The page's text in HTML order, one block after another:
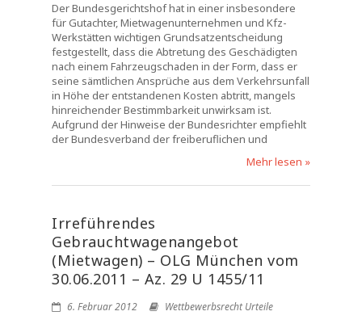
Der Bundesgerichtshof hat in einer insbesondere
für Gutachter, Mietwagenunternehmen und Kfz-
Werkstätten wichtigen Grundsatzentscheidung
festgestellt, dass die Abtretung des Geschädigten
nach einem Fahrzeugschaden in der Form, dass er
seine sämtlichen Ansprüche aus dem Verkehrsunfall
in Höhe der entstandenen Kosten abtritt, mangels
hinreichender Bestimmbarkeit unwirksam ist.
Aufgrund der Hinweise der Bundesrichter empfiehlt
der Bundesverband der freiberuflichen und
Mehr lesen »
Irreführendes
Gebrauchtwagenangebot
(Mietwagen) – OLG München vom
30.06.2011 – Az. 29 U 1455/11
6. Februar 2012 Wettbewerbsrecht Urteile